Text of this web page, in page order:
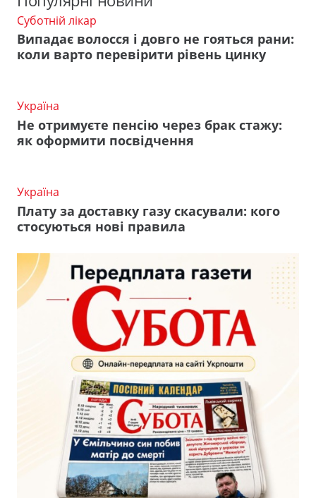
Суботній лікар
Випадає волосся і довго не гояться рани:
коли варто перевірити рівень цинку
Україна
Не отримуєте пенсію через брак стажу:
як оформити посвідчення
Україна
Плату за доставку газу скасували: кого
стосуються нові правила